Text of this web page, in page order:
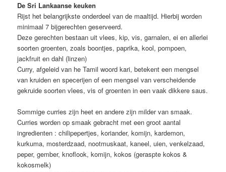
De Sri Lankaanse keuken
Rijst het belangrijkste onderdeel van de maaltijd. Hierbij worden
minimaal 7 bijgerechten geserveerd.
Deze gerechten bestaan uit vlees, kip, vis, garnalen, ei en allerlei
soorten groenten, zoals boontjes, paprika, kool, pompoen,
jackfruit en dahl (linzen)
Curry, afgeleid van he Tamil woord kari, betekent een mengsel
van kruiden en specerijen of een mengsel van verscheidende
gekruide soorten vlees, vis of groenten in een vaak dikkere saus.
Sommige curries zijn heet en andere zijn milder van smaak.
Curries worden op smaak gebracht met een groot aantal
ingredienten : chilipepertjes, koriander, komijn, kardemon,
kurkuma, mosterdzaad, nootmuskaat, kaneel, uien, venkelzaad,
peper, gember, knoflook, komijn, kokos (geraspte kokos &
kokosmelk)